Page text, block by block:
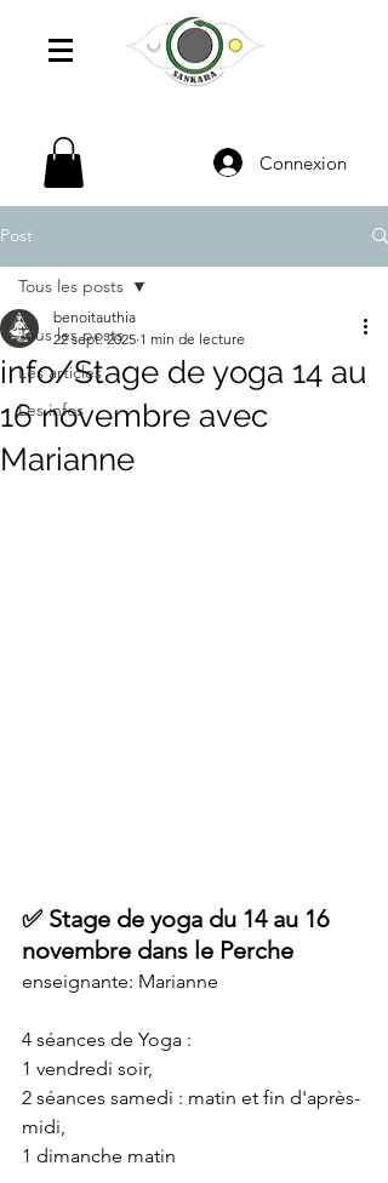
Connexion
Post
Tous les posts
Les articles
Les infos
Tous les posts
info/Stage de yoga 14 au
16 novembre avec
Marianne
benoitauthia
22 sept. 2025 1 min de lecture
✅ Stage de yoga du 14 au 16
novembre dans le Perche
enseignante: Marianne
4 séances de Yoga :
1 vendredi soir,
2 séances samedi : matin et fin d'après-
midi,
1 dimanche matin